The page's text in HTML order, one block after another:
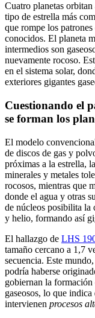
Cuatro planetas
tipo de estrella más
que rompe los
conocidos. El planeta
intermedios son
nuevamente rocoso.
en el sistema solar,
exteriores gigantes
Cuestionando el
se forman los
El modelo
de discos de gas y
próximas a la estrella,
minerales y metales
rocosos, mientras que
donde el agua y otras
de núcleos posibilita la
y helio, formando así
El hallazgo de LHS
tamaño cercano a 1,7
secuencia. Este
podría haberse
gobiernan la formación
gaseosos, lo que indica
intervienen procesos